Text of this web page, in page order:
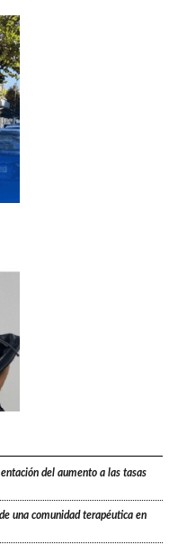
del aumento a las tasas
una comunidad terapéutica en